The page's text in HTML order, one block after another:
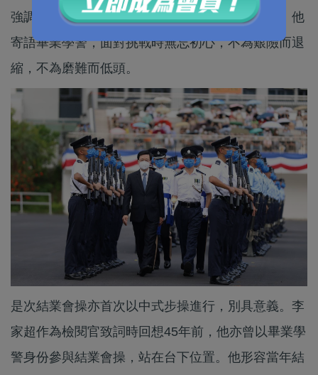
強調一定要防患於未然，確保一國兩制行穩致遠。他
寄語畢業學警，面對挑戰時無忘初心，不為艱險而退
縮，不為磨難而低頭。
是次結業會操亦首次以中式步操進行，別具意義。李
家超作為檢閱官致詞時回想45年前，他亦曾以畢業學
警身份參與結業會操，站在台下位置。他形容當年結